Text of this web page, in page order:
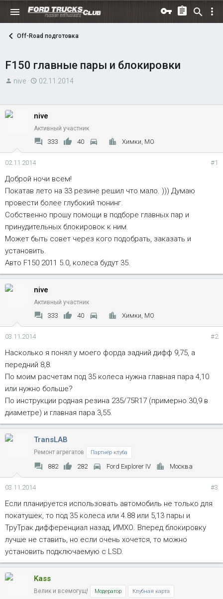
Off-Road подготовка
F150 главные пары и блокировки
А
nive
Д
а
ч
а
02.11.2014
nive
Активный участник
333 40 Химки, МО
02.11.2014 #1
Доброй ночи всем!
Покатав лето на 33 резине решил что мало. ))) Думаю
провести более глубокий тюнинг.
Собственно прошу помощи в подборе главных пар и
принудительных блокировок к ним.
Может быть совет через кого подобрать, заказать и
установить.
Авто F150 2011 5.0, колеса будут 35.
nive
Активный участник
333 40 Химки, МО
03.11.2014 #2
Насколько я понял у моего форда задний дифф 9,75, а
передний 8,8.
По моим расчетам под 35 колеса нужна главная пара 4,10
или нужно больше?
По инструкции родная резина 235/75R17 (примерно 30,9 в
диаметре) и главная пара 3,55.
TransLAB
Ремонт агрегатов Партнёр клуба
882 282 Ford Explorer IV Москва
03.11.2014 #3
Если планируется использовать автомобиль не только для
покатушек, то под 35 колеса или 4.88 или 5,13 пары и
ТруТрак дифференциал назад, ИМХО. Вперед блокировку
лучше не ставить, но если очень хочется, то можно
установить подключаемую с LSD.
Kass
Велик и всемогущ! Модератор Клубная карта